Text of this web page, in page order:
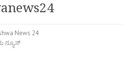
News 24
ನ್ಯೂಸ್